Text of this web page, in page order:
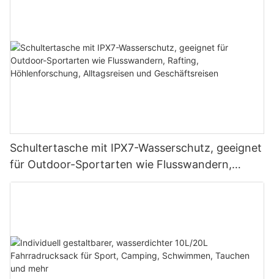
Schultertasche mit IPX7-Wasserschutz, geeignet
für Outdoor-Sportarten wie Flusswandern,
Rafting, Höhlenforschung, Alltagsreisen und